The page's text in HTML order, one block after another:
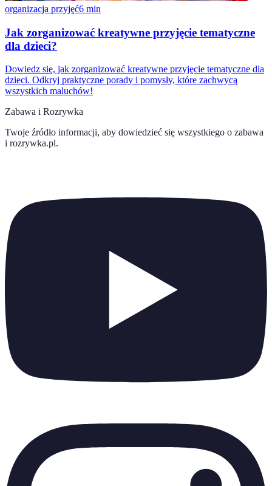
organizacja przyjęć6 min
Jak zorganizować kreatywne przyjęcie tematyczne
dla dzieci?
Dowiedz się, jak zorganizować kreatywne przyjęcie tematyczne dla
dzieci. Odkryj praktyczne porady i pomysły, które zachwycą
wszystkich maluchów!
Zabawa i Rozrywka
Twoje źródło informacji, aby dowiedzieć się wszystkiego o zabawa
i rozrywka.pl.